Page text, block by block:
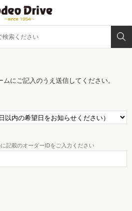
にご記入のうえ送信してください。
記載のオーダーIDをご入力ください